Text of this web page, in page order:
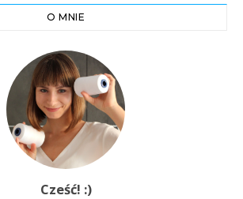
O MNIE
Cześć! :)